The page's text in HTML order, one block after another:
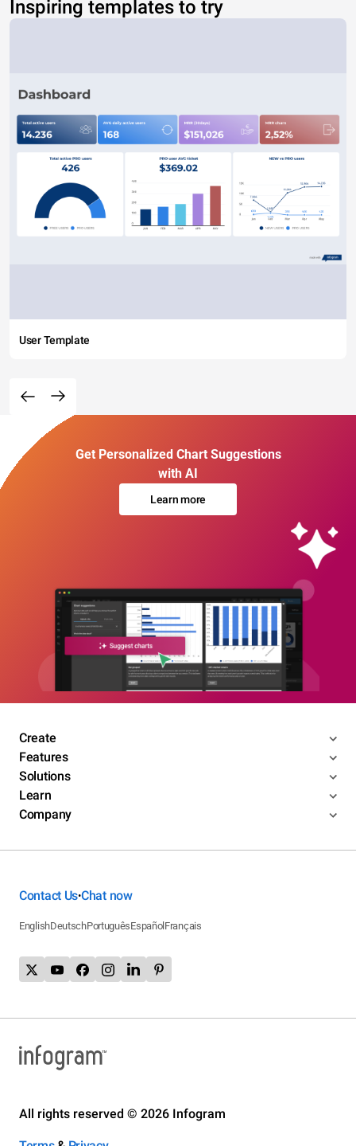
Inspiring templates to try
User Template
Get Personalized Chart Suggestions
with AI
Learn more
Create
Features
Solutions
Learn
Company
Contact Us•Chat now
EnglishDeutschPortuguêsEspañol Français
All rights reserved © 2026 Infogram